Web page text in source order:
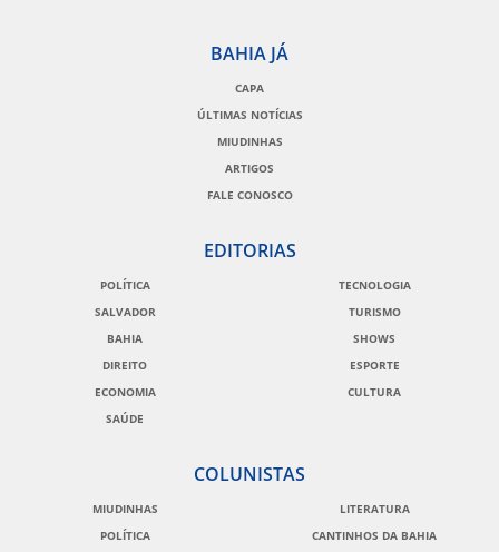
BAHIA JÁ
CAPA
ÚLTIMAS NOTÍCIAS
MIUDINHAS
ARTIGOS
FALE CONOSCO
EDITORIAS
POLÍTICA
SALVADOR
BAHIA
DIREITO
ECONOMIA
SAÚDE
TECNOLOGIA
TURISMO
SHOWS
ESPORTE
CULTURA
COLUNISTAS
MIUDINHAS
POLÍTICA
LITERATURA
CANTINHOS DA BAHIA